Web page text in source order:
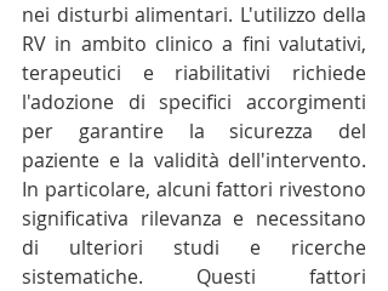
nei disturbi alimentari. L'utilizzo della
RV in ambito clinico a fini valutativi,
terapeutici e riabilitativi richiede
l'adozione di specifici accorgimenti
per garantire la sicurezza del
paziente e la validità dell'intervento.
In particolare, alcuni fattori rivestono
significativa rilevanza e necessitano
di ulteriori studi e ricerche
sistematiche. Questi fattori